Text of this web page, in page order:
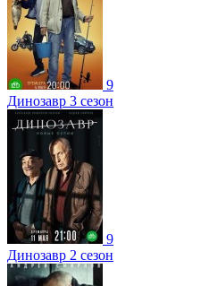
9
Динозавр 3 сезон
9
Динозавр 2 сезон